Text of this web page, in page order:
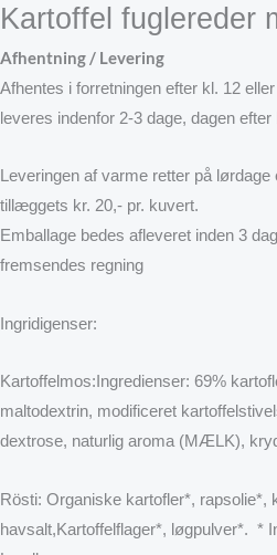
Kartoffel fuglereder
Afhentning / Levering
Afhentes i forretningen efter kl. 12 eller
leveres indenfor 2-3 dage, dagen
Leveringen af varme retter på
tillæggets kr. 20,- pr. kuvert.
Emballage bedes afleveret inden 3
fremsendes regning
Ingridigenser:
Kartoffelmos:Ingredienser: 69%
maltodextrin, modificeret
dextrose, naturlig aroma (MÆLK),
Rösti: Organiske kartofler*, rapsolie*,
havsalt,Kartoffelflager*, løgpulver*. *